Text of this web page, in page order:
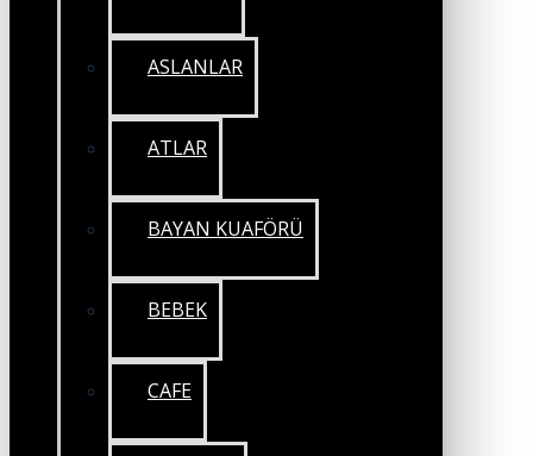
ASLANLAR
ATLAR
BAYAN KUAFÖRÜ
BEBEK
CAFE